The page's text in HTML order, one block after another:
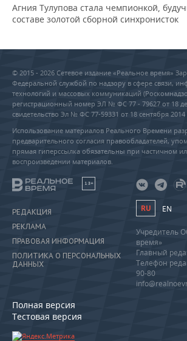
Агния Тулупова стала чемпионкой,
составе золотой сборной синхронисток
© 2015 - 2026 Сетевое издание «Реальное время»
Федеральной службой по надзору в сфере связи,
технологий и массовых коммуникаций
регистрационный номер ЭЛ № ФС 77 - 79627 от 18
свидетельство Эл № ФС 77-59331 от 18 сентября 2014
Использование материалов Реального Времени
предварительного согласия правообладателей,
прямая гиперссылка обязательны при частичном
воспроизведении материалов.
18+
РЕДАКЦИЯ
РЕКЛАМА
ПРАВОВАЯ ИНФОРМАЦИЯ
ПОЛИТИКА О ПЕРСОНАЛЬНЫХ
ДАННЫХ
Полная версия
Тестовая версия
RU EN
Учредитель
время»
Главный
Телефон
90-80